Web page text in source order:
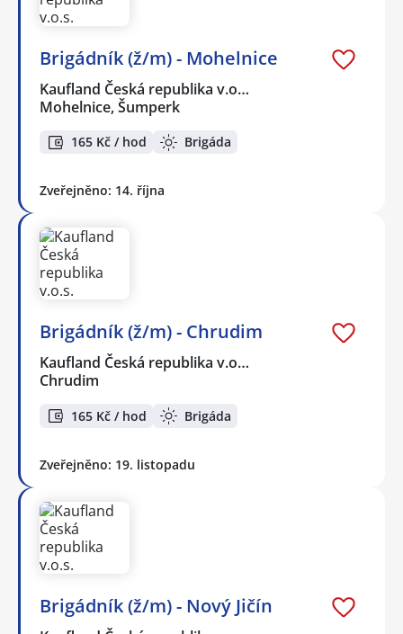
Brigádník (ž/m) - Mohelnice
Kaufland Česká republika v.o…
Mohelnice, Šumperk
165 Kč / hod Brigáda
Zveřejněno: 14. října
Brigádník (ž/m) - Chrudim
Kaufland Česká republika v.o…
Chrudim
165 Kč / hod Brigáda
Zveřejněno: 19. listopadu
Brigádník (ž/m) - Nový Jičín